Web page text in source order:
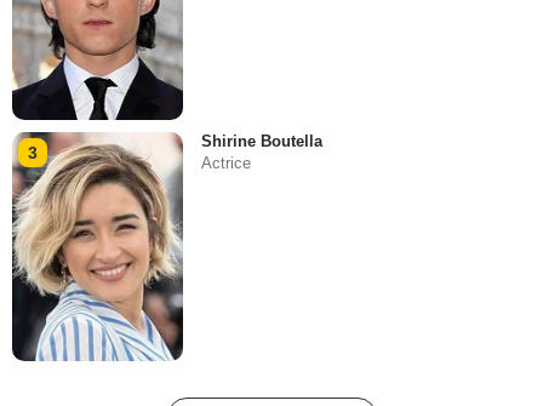
3
Shirine Boutella
Actrice